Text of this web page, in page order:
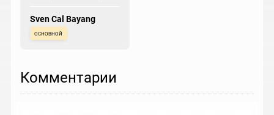
Sven Cal Bayang
основной
Комментарии